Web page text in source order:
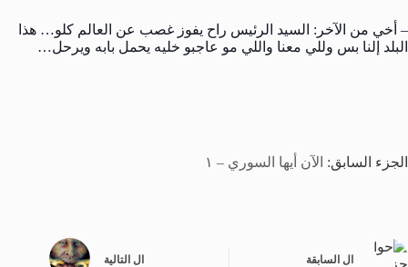
– أخي من الآخر: السيد الرئيس راح يفوز غصب عن العالم كلو… هذا
البلد إلنا بس وللي معنا واللي مو عاجبو خليه يحمل بابه ويرحل…
الجزء السابق: الآن أيها السوري – ١
ال السابقة ال التالية